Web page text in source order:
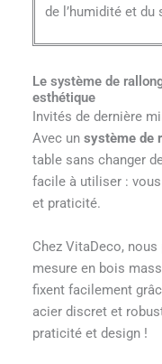
de l’humidité et du
Le système de
esthétique
Invités de dernière
Avec un système de
table sans changer
facile à utiliser :
et praticité.
Chez VitaDeco,
mesure en bois
fixent facilement
acier discret et
praticité et design !